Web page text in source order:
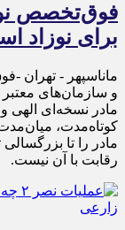
فوق‌تخصص
برای نوزاد
ماناسپهر - تهران -
و سازمان‌های معتبر
مادر نسخه‌ای الهی
کوتاه‌مدت،
مادر را تا
رقابت با آن نیست.